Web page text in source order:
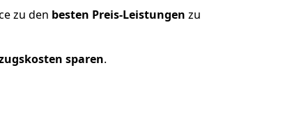
zu den besten Preis-Leistungen zu
sparen.